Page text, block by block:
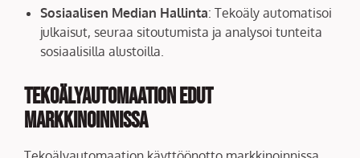
Sosiaalisen Median Hallinta: Tekoäly automatisoi
julkaisut, seuraa sitoutumista ja analysoi tunteita
sosiaalisilla alustoilla.
Tekoälyautomaation Edut
Markkinoinnissa